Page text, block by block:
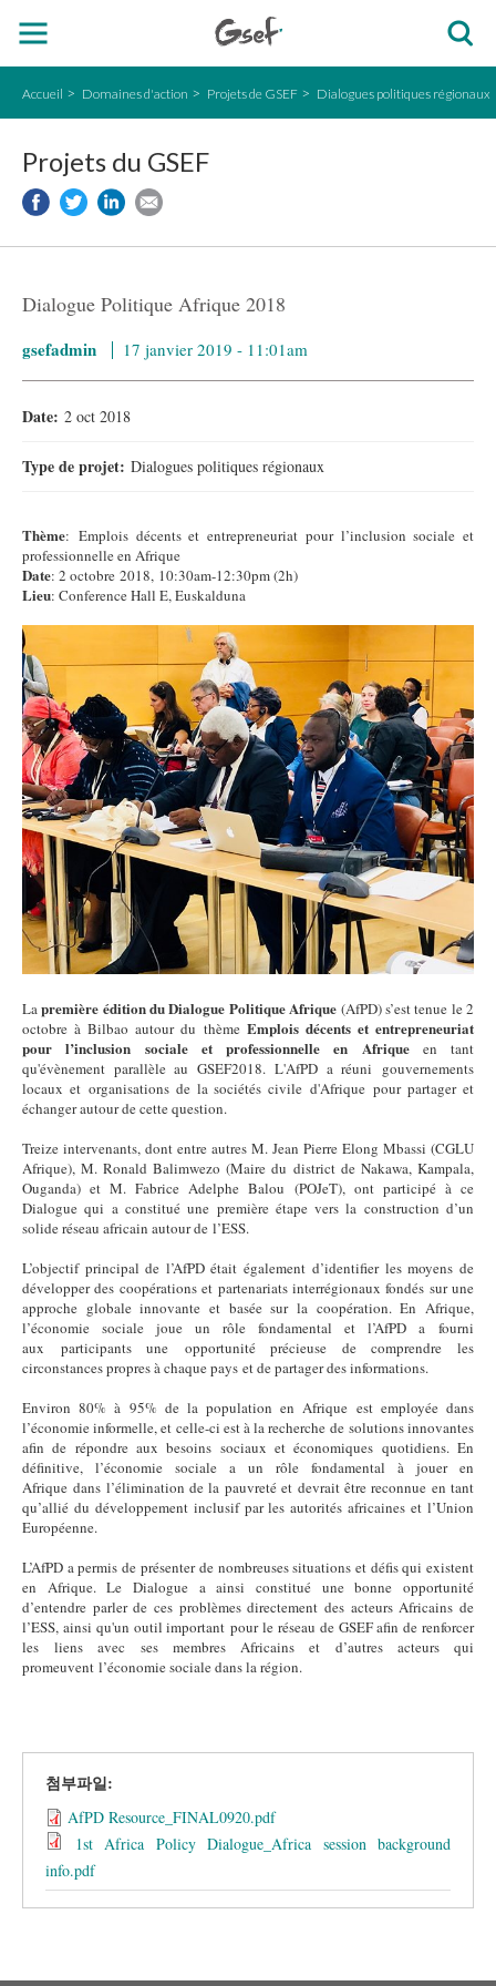
Accueil Domaines d'action Projets de GSEF Dialogues politiques régionaux
Projets du GSEF
Dialogue Politique Afrique 2018
gsefadmin 17 janvier 2019 - 11:01am
Date: 2 oct 2018
Type de projet: Dialogues politiques régionaux
Thème: Emplois décents et entrepreneuriat pour l’inclusion sociale et
professionnelle en Afrique
Date: 2 octobre 2018, 10:30am-12:30pm (2h)
Lieu: Conference Hall E, Euskalduna
Lapremière édition du Dialogue Politique Afrique (AfPD) s’est tenue le 2
octobre à Bilbao autour du thème Emplois décents et entrepreneuriat
pour l’inclusion sociale et professionnelle en Afrique
en tant
qu'évènement parallèle au GSEF2018. L'AfPD a réuni gouvernements
locaux et organisations de la sociétés civile d'Afrique pour partager et
échanger autour de cette question.
Treize intervenants, dont entre autres M. Jean Pierre Elong Mbassi (CGLU
Afrique), M. Ronald Balimwezo (Maire du district de Nakawa, Kampala,
Ouganda) et M. Fabrice Adelphe Balou (POJeT), ont participé à ce
Dialogue qui a constitué une première étape vers la construction d’un
solide réseau africain autour de l’ESS.
L’objectif principal de l’AfPD était également d’identifier les moyens de
développer des coopérations et partenariats interrégionaux fondés sur une
approche globale innovante et basée sur la coopération. En Afrique,
l’économie sociale joue un rôle fondamental et l’AfPD a fourni
aux participants une opportunité précieuse de comprendre les
circonstances propres à chaque pays et de partager des informations.
Environ 80% à 95% de la population en Afrique est employée dans
l’économie informelle, et celle-ci est à la recherche de solutions innovantes
afin de répondre aux besoins sociaux et économiques quotidiens. En
définitive, l’économie sociale a un rôle fondamental à jouer en
Afrique dans l’élimination de la pauvreté et devrait être reconnue en tant
qu’allié du développement inclusif par les autorités africaines et l’Union
Européenne.
L’AfPD a permis de présenter de nombreuses situations et défis qui existent
en Afrique. Le Dialogue a ainsi constitué une bonne opportunité
d’entendre parler de ces problèmes directement des acteurs Africains de
l’ESS, ainsi qu'un outil important pour le réseau de GSEF afin de renforcer
les liens avec ses membres Africains et d’autres acteurs qui
promeuvent l’économie sociale dans la région.
첨부파일:
AfPD Resource_FINAL0920.pdf
1st Africa Policy Dialogue_Africa session background
info.pdf